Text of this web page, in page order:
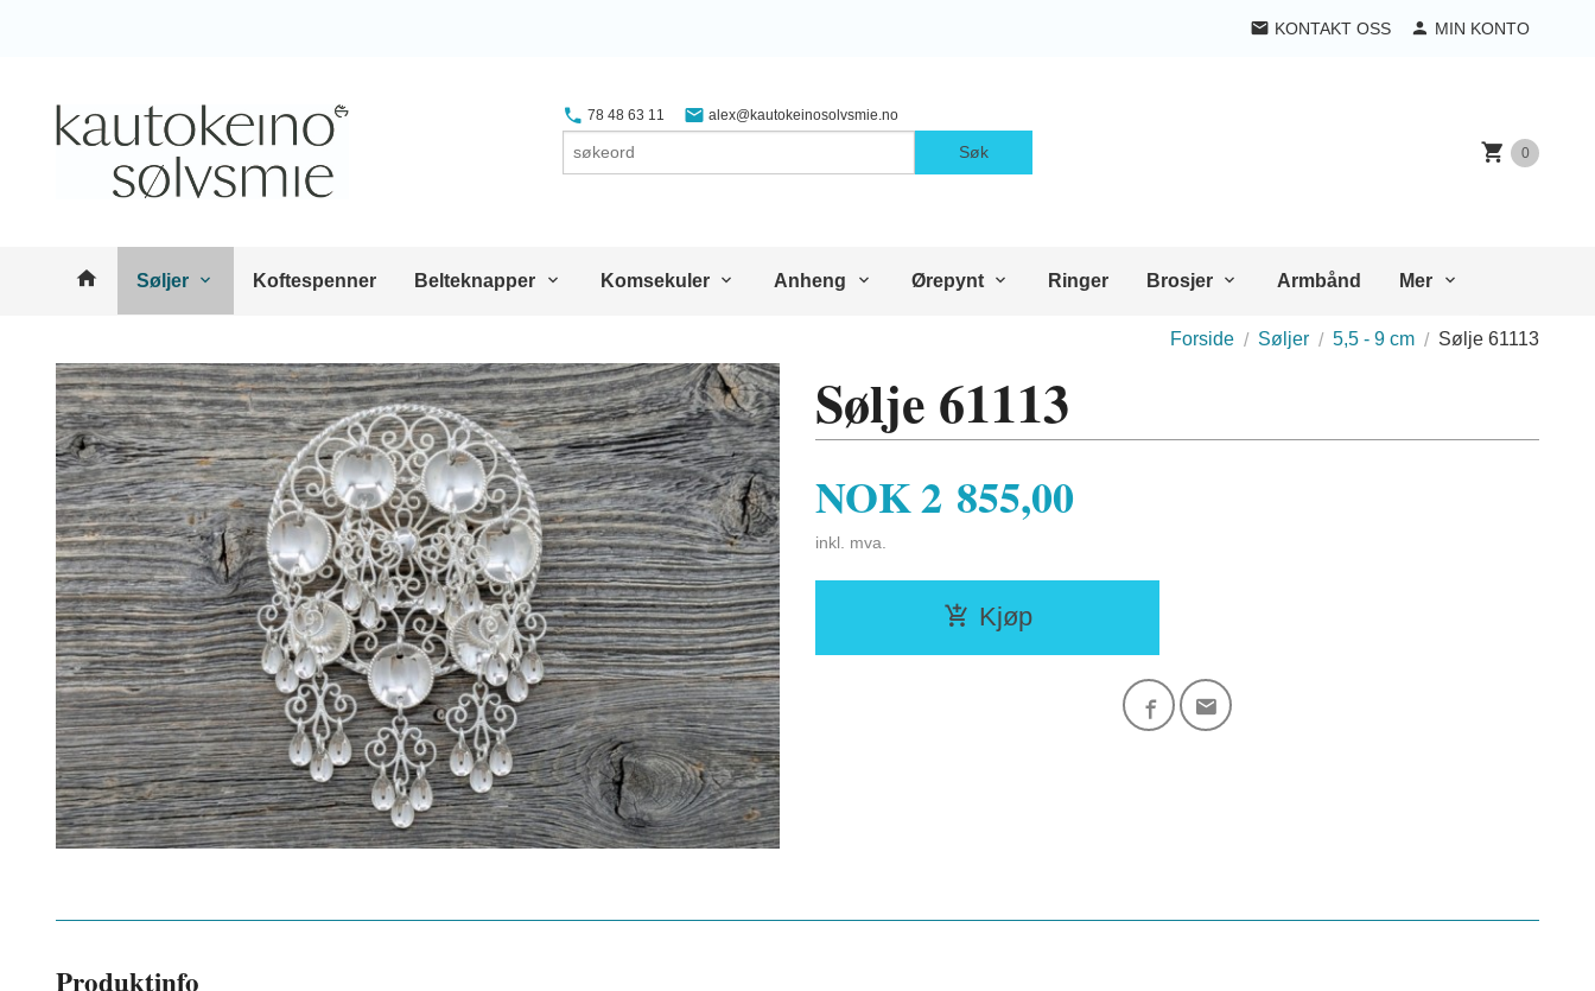
KONTAKT OSS MIN KONTO
78 48 63 11 alex@kautokeinosolvsmie.no
Søk 0
Produkter
Søljer Koftespenner Belteknapper Komsekuler Anheng Ørepynt Ringer Brosjer Armbånd Mer
Forside Søljer 5,5 - 9 cm Sølje 61113
Sølje 61113
Pris
NOK2 855,00
inkl. mva.
Kjøp
Produktinfo